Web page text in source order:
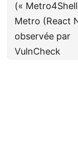
(«
Metro (React
observée par
VulnCheck